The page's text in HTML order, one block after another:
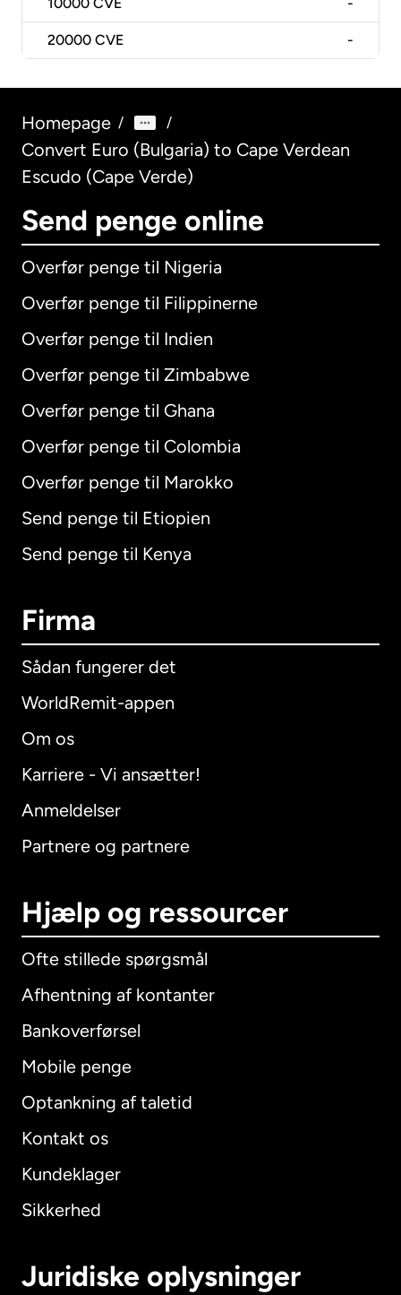
10000 CVE -
20000 CVE -
Homepage / /
Convert Euro (Bulgaria) to Cape Verdean
Escudo (Cape Verde)
Send penge online
Overfør penge til Nigeria
Overfør penge til Filippinerne
Overfør penge til Indien
Overfør penge til Zimbabwe
Overfør penge til Ghana
Overfør penge til Colombia
Overfør penge til Marokko
Send penge til Etiopien
Send penge til Kenya
Firma
Sådan fungerer det
WorldRemit-appen
Om os
Karriere - Vi ansætter!
Anmeldelser
Partnere og partnere
Hjælp og ressourcer
Ofte stillede spørgsmål
Afhentning af kontanter
Bankoverførsel
Mobile penge
Optankning af taletid
Kontakt os
Kundeklager
Sikkerhed
Juridiske oplysninger